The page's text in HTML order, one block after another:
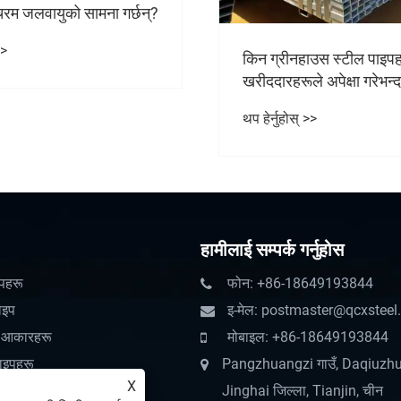
स्टील पाइपहरू धेरै
किन Q235B स्टील
डिमान्डिंग प्रोजेक्टहरूको
थप हेर्नुहोस् >>
आकारहरू
हामीलाई सम्पर्क गर्नुहोस
फोन: +86-18649193844
इ-मेल:
मोबाइल: +86-18649193844
Pangzhuangzi गाउँ,
Jinghai जिल्ला, Tianjin, चीन
X